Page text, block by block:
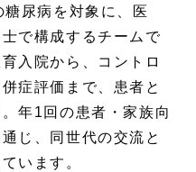
尿病を対象に、医
で構成するチームで
入院から、コントロ
症評価まで、患者と
年1回の患者・家族向
じ、同世代の交流と
います。